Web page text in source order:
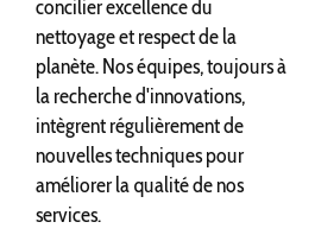
concilier excellence du
nettoyage et respect de la
planète. Nos équipes, toujours à
la recherche d'innovations,
intègrent régulièrement de
nouvelles techniques pour
améliorer la qualité de nos
services.